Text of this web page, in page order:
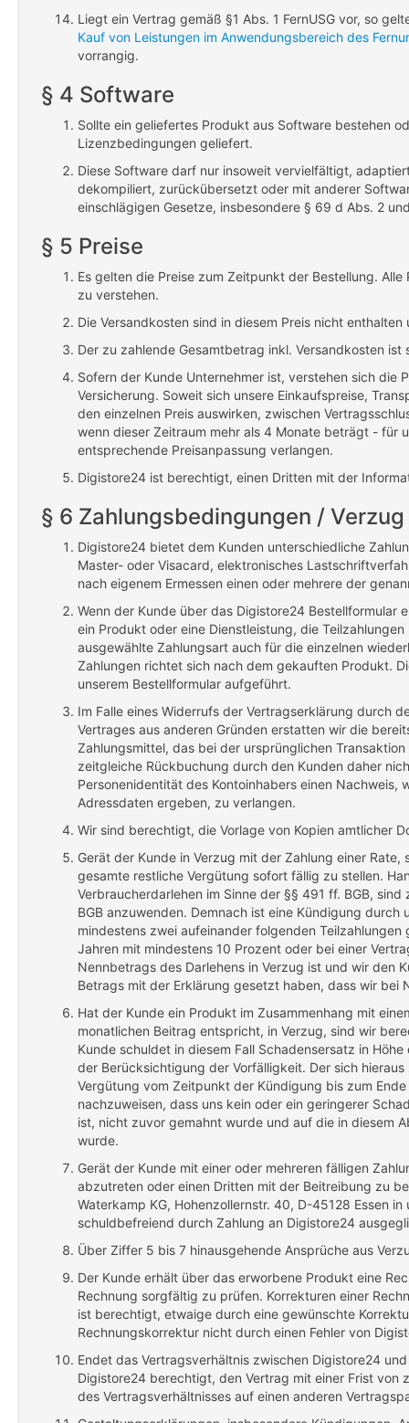
Liegt ein Vertrag gemäß §1 Abs. 1 FernUSG vor, so
Kauf von Leistungen im Anwendungsbereich des
vorrangig.
§ 4 Software
Sollte ein geliefertes Produkt aus Software bestehen
Lizenzbedingungen geliefert.
Diese Software darf nur insoweit vervielfältigt,
dekompiliert, zurückübersetzt oder mit anderer
einschlägigen Gesetze, insbesondere § 69 d Abs. 2
§ 5 Preise
Es gelten die Preise zum Zeitpunkt der Bestellung.
zu verstehen.
Die Versandkosten sind in diesem Preis nicht
Der zu zahlende Gesamtbetrag inkl. Versandkosten ist
Sofern der Kunde Unternehmer ist, verstehen sich die
Versicherung. Soweit sich unsere Einkaufspreise,
den einzelnen Preis auswirken, zwischen
wenn dieser Zeitraum mehr als 4 Monate beträgt - für
entsprechende Preisanpassung verlangen.
Digistore24 ist berechtigt, einen Dritten mit der
§ 6 Zahlungsbedingungen /
Digistore24 bietet dem Kunden unterschiedliche
Master- oder Visacard, elektronisches
nach eigenem Ermessen einen oder mehrere der
Wenn der Kunde über das Digistore24 Bestellformular
ein Produkt oder eine Dienstleistung, die
ausgewählte Zahlungsart auch für die einzelnen
Zahlungen richtet sich nach dem gekauften Produkt.
unserem Bestellformular aufgeführt.
Im Falle eines Widerrufs der Vertragserklärung durch
Vertrages aus anderen Gründen erstatten wir die
Zahlungsmittel, das bei der ursprünglichen
zeitgleiche Rückbuchung durch den Kunden daher
Personenidentität des Kontoinhabers einen Nachweis,
Adressdaten ergeben, zu verlangen.
Wir sind berechtigt, die Vorlage von Kopien amtlicher
Gerät der Kunde in Verzug mit der Zahlung einer
gesamte restliche Vergütung sofort fällig zu stellen.
Verbraucherdarlehen im Sinne der §§ 491 ff. BGB,
BGB anzuwenden. Demnach ist eine Kündigung
mindestens zwei aufeinander folgenden
Jahren mit mindestens 10 Prozent oder bei einer
Nennbetrags des Darlehens in Verzug ist und wir den
Betrags mit der Erklärung gesetzt haben, dass wir bei
Hat der Kunde ein Produkt im Zusammenhang mit
monatlichen Beitrag entspricht, in Verzug, sind wir
Kunde schuldet in diesem Fall Schadensersatz in
der Berücksichtigung der Vorfälligkeit. Der sich
Vergütung vom Zeitpunkt der Kündigung bis zum
nachzuweisen, dass uns kein oder ein geringerer
ist, nicht zuvor gemahnt wurde und auf die in diesem
wurde.
Gerät der Kunde mit einer oder mehreren fälligen
abzutreten oder einen Dritten mit der Beitreibung zu
Waterkamp KG, Hohenzollernstr. 40, D-45128 Essen
schuldbefreiend durch Zahlung an Digistore24
Über Ziffer 5 bis 7 hinausgehende Ansprüche aus
Der Kunde erhält über das erworbene Produkt eine
Rechnung sorgfältig zu prüfen. Korrekturen einer
ist berechtigt, etwaige durch eine gewünschte
Rechnungskorrektur nicht durch einen Fehler von
Endet das Vertragsverhältnis zwischen Digistore24
Digistore24 berechtigt, den Vertrag mit einer Frist
des Vertragsverhältnisses auf einen anderen